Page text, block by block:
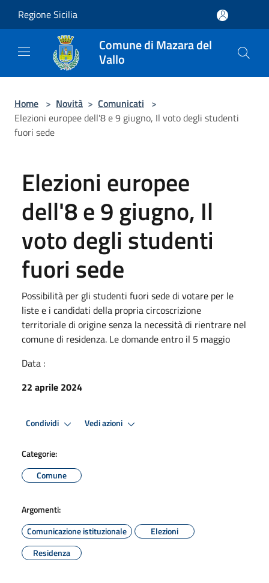
Regione Sicilia
Comune di Mazara del
Vallo
Home > Novità > Comunicati >
Elezioni europee dell'8 e 9 giugno, Il voto degli studenti
fuori sede
Elezioni europee
dell'8 e 9 giugno, Il
voto degli studenti
fuori sede
Possibilità per gli studenti fuori sede di votare per le
liste e i candidati della propria circoscrizione
territoriale di origine senza la necessità di rientrare nel
comune di residenza. Le domande entro il 5 maggio
Data :
22 aprile 2024
Condividi Vedi azioni
Categorie:
Comune
Argomenti:
Comunicazione istituzionale
Elezioni
Residenza